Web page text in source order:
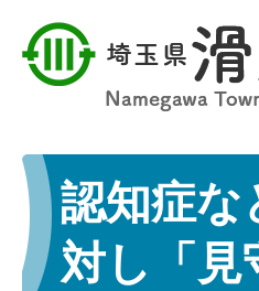
認知症な
対し「